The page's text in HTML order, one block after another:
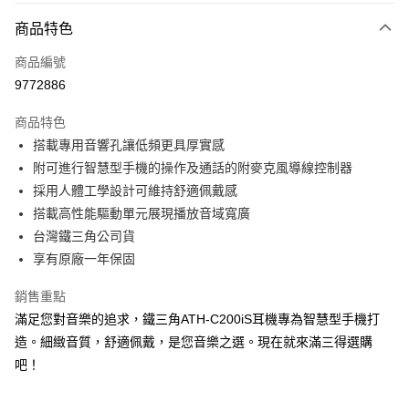
宅配
每筆NT$130，滿NT$399(含以上)免運費
商品特色
商品編號
9772886
商品特色
搭載專用音響孔讓低頻更具厚實感
附可進行智慧型手機的操作及通話的附麥克風導線控制器
採用人體工學設計可維持舒適佩戴感
搭載高性能驅動單元展現播放音域寬廣
台灣鐵三角公司貨
享有原廠一年保固
銷售重點
滿足您對音樂的追求，鐵三角ATH-C200iS耳機專為智慧型手機打
造。細緻音質，舒適佩戴，是您音樂之選。現在就來滿三得選購
吧！